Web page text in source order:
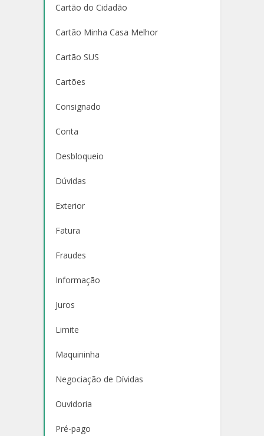
Cartão do Cidadão
Cartão Minha Casa Melhor
Cartão SUS
Cartões
Consignado
Conta
Desbloqueio
Dúvidas
Exterior
Fatura
Fraudes
Informação
Juros
Limite
Maquininha
Negociação de Dívidas
Ouvidoria
Pré-pago